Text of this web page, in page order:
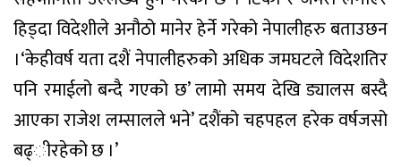
हिड्दा विदेशीले अनौठो मानेर हेर्ने गरेको नेपालीहरु बताउछन
।‘केहीवर्ष यता दशैं नेपालीहरुको अधिक जमघटले विदेशतिर
पनि रमाईलो बन्दै गएको छ’ लामो समय देखि ड्यालस बस्दै
आएका राजेश लम्सालले भने’ दशैंको चहपहल हरेक वर्षजसो
बढ्ीरहेको छ ।’